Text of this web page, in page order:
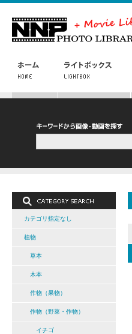
カテゴリ指定なし
植物
草本
木本
作物（果物）
作物（野菜・作物）
イチゴ